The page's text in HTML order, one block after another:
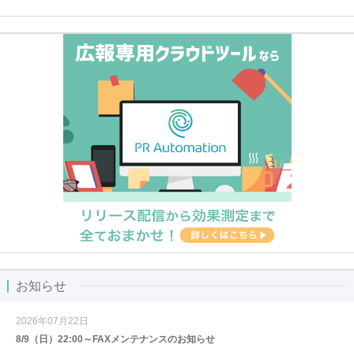
お知らせ
2026年07月22日
8/9（日）22:00～FAXメンテナンスのお知らせ